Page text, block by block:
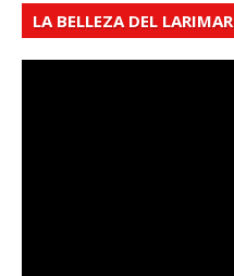
LA BELLEZA DEL LARIMAR